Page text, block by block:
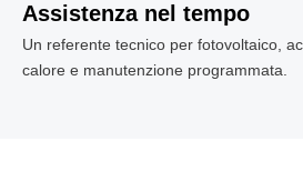
Assistenza nel tempo
Un referente tecnico per fotovoltaico,
calore e manutenzione programmata.